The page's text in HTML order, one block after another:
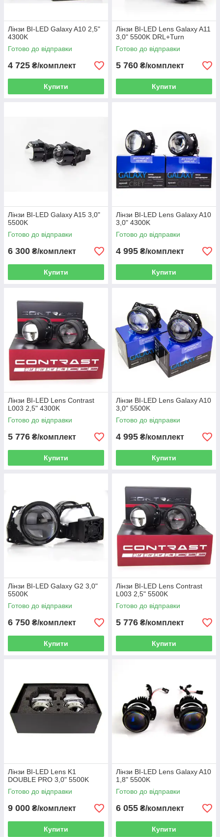
Лінзи BI-LED Galaxy A10 2,5"
4300K
Готово до відправки
4 725 ₴/комплект
Купити
Лінзи BI-LED Lens Galaxy A11
3,0" 5500K DRL+Turn
Готово до відправки
5 760 ₴/комплект
Купити
Лінзи BI-LED Galaxy A15 3,0"
5500K
Готово до відправки
6 300 ₴/комплект
Купити
Лінзи BI-LED Lens Galaxy A10
3,0" 4300K
Готово до відправки
4 995 ₴/комплект
Купити
Лінзи BI-LED Lens Contrast
L003 2,5" 4300K
Готово до відправки
5 776 ₴/комплект
Купити
Лінзи BI-LED Lens Galaxy A10
3,0" 5500K
Готово до відправки
4 995 ₴/комплект
Купити
Лінзи BI-LED Galaxy G2 3,0"
5500K
Готово до відправки
6 750 ₴/комплект
Купити
Лінзи BI-LED Lens Contrast
L003 2,5" 5500K
Готово до відправки
5 776 ₴/комплект
Купити
Лінзи BI-LED Lens K1
DOUBLE PRO 3,0" 5500K
Готово до відправки
9 000 ₴/комплект
Купити
Лінзи BI-LED Lens Galaxy A10
1,8" 5500K
Готово до відправки
6 055 ₴/комплект
Купити